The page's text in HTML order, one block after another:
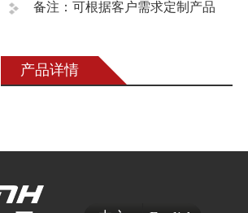
备注：可根据客户需求定制产品
产品详情